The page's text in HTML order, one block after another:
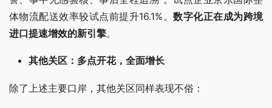
体物流配送效率较试点前提升16.1%。数字化正在成为跨境
进口提速增效的新引擎。
其他关区：多点开花，全面增长
除了上述主要口岸，其他关区同样表现不俗：